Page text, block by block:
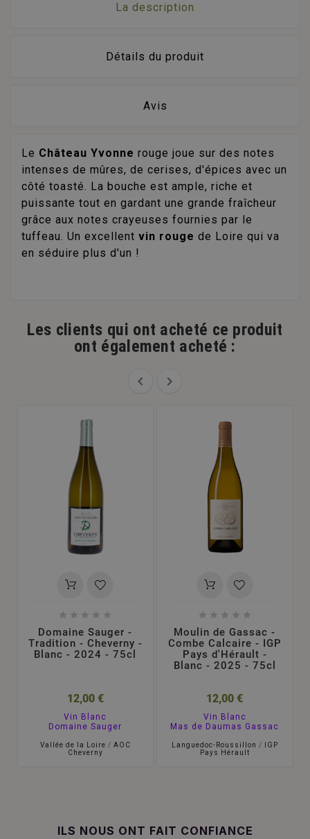
La description
Détails du produit
Avis
Le Château Yvonne rouge joue sur des notes
intenses de mûres, de cerises, d'épices avec un
côté toasté. La bouche est ample, riche et
puissante tout en gardant une grande fraîcheur
grâce aux notes crayeuses fournies par le
tuffeau. Un excellent vin rouge de Loire qui va
en séduire plus d'un !
Les clients qui ont acheté ce produit
ont également acheté :
 
    
Domaine Sauger -
Tradition - Cheverny -
Blanc - 2024 - 75cl
12,00 €
Vin Blanc
Domaine Sauger
Vallée de la Loire / AOC
Cheverny
    
Moulin de Gassac -
Combe Calcaire - IGP
Pays d'Hérault -
Blanc - 2025 - 75cl
12,00 €
Vin Blanc
Mas de Daumas Gassac
Languedoc-Roussillon /
IGP
Pays Hérault
ILS NOUS ONT FAIT CONFIANCE